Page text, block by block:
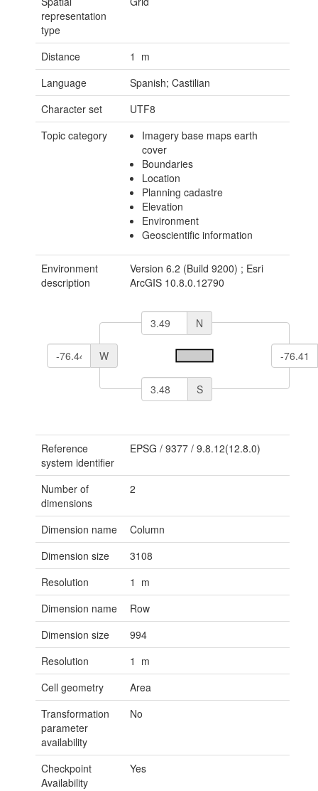
representation
type
Distance
1 m
Language
Spanish; Castilian
Character set
UTF8
Topic category
Imagery base maps earth
cover
Boundaries
Location
Planning cadastre
Elevation
Environment
Geoscientific information
Environment
description
Version 6.2 (Build 9200) ; Esri
ArcGIS 10.8.0.12790
N
S
W
Reference
system identifier
EPSG /9377 /9.8.12(12.8.0)
Number of
dimensions
2
Dimension name
Column
Dimension size
3108
Resolution
1 m
Dimension name
Row
Dimension size
994
Resolution
1 m
Cell geometry
Area
Transformation
parameter
availability
No
Checkpoint
Availability
Yes